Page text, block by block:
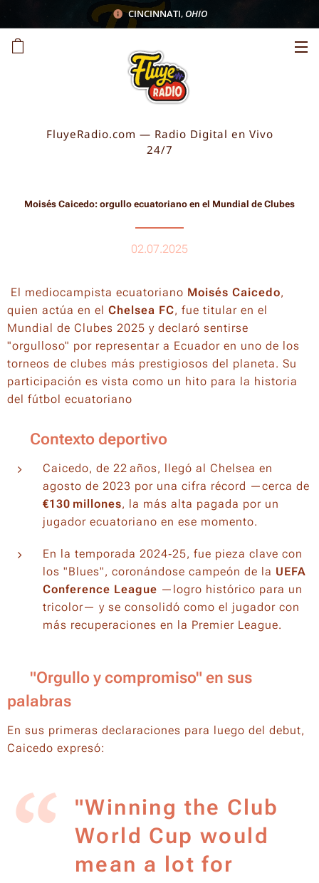
CINCINNATI,OHIO
FluyeRadio.com — Radio Digital en Vivo
24/7
Moisés Caicedo: orgullo ecuatoriano en el Mundial de Clubes
02.07.2025
El mediocampista ecuatoriano Moisés Caicedo,
quien actúa en el Chelsea FC, fue titular en el
Mundial de Clubes 2025 y declaró sentirse
"orgulloso" por representar a Ecuador en uno de los
torneos de clubes más prestigiosos del planeta. Su
participación es vista como un hito para la historia
del fútbol ecuatoriano
🔍 Contexto deportivo
Caicedo, de 22 años, llegó al Chelsea en
agosto de 2023 por una cifra récord —cerca de
€130 millones, la más alta pagada por un
jugador ecuatoriano en ese momento.
En la temporada 2024‑25, fue pieza clave con
los "Blues", coronándose campeón de la UEFA
Conference League —logro histórico para un
tricolor— y se consolidó como el jugador con
más recuperaciones en la Premier League.
📣 "Orgullo y compromiso" en sus
palabras
En sus primeras declaraciones para luego del debut,
Caicedo expresó:
"Winning the Club
World Cup would
mean a lot for